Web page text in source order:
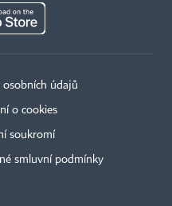
osobních údajů
o cookies
soukromí
smluvní podmínky